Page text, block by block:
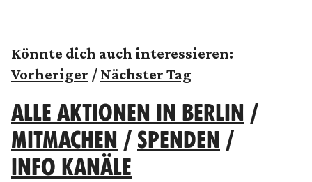
Könnte dich auch interessieren:
Vorheriger / Nächster Tag
ALLE AKTIONEN IN BERLIN /
MITMACHEN / SPENDEN /
INFO KANÄLE